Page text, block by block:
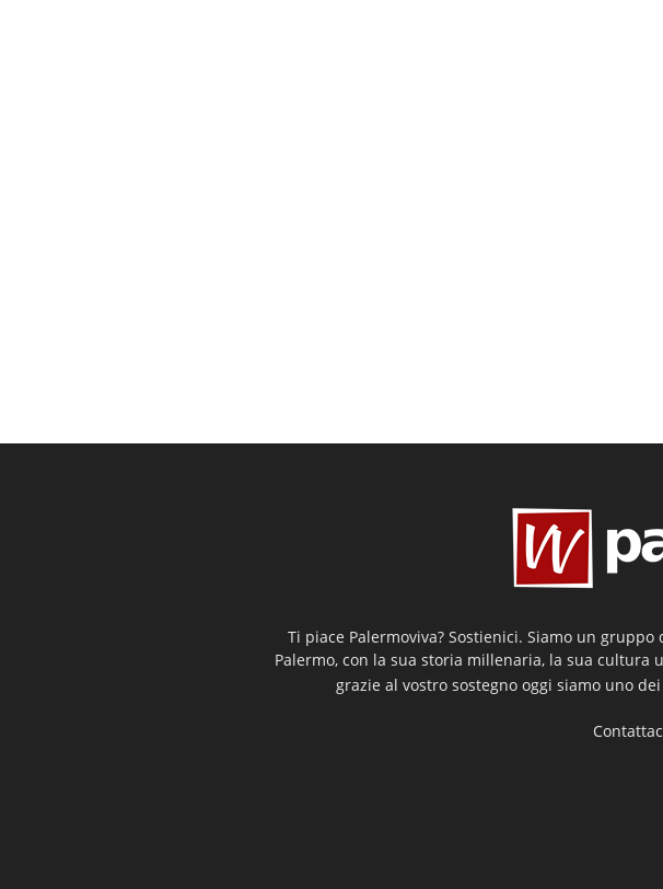
Ti piace Palermoviva? Sostienici. Siamo un
Palermo, con la sua storia millenaria, la sua cultura
grazie al vostro sostegno oggi siamo uno